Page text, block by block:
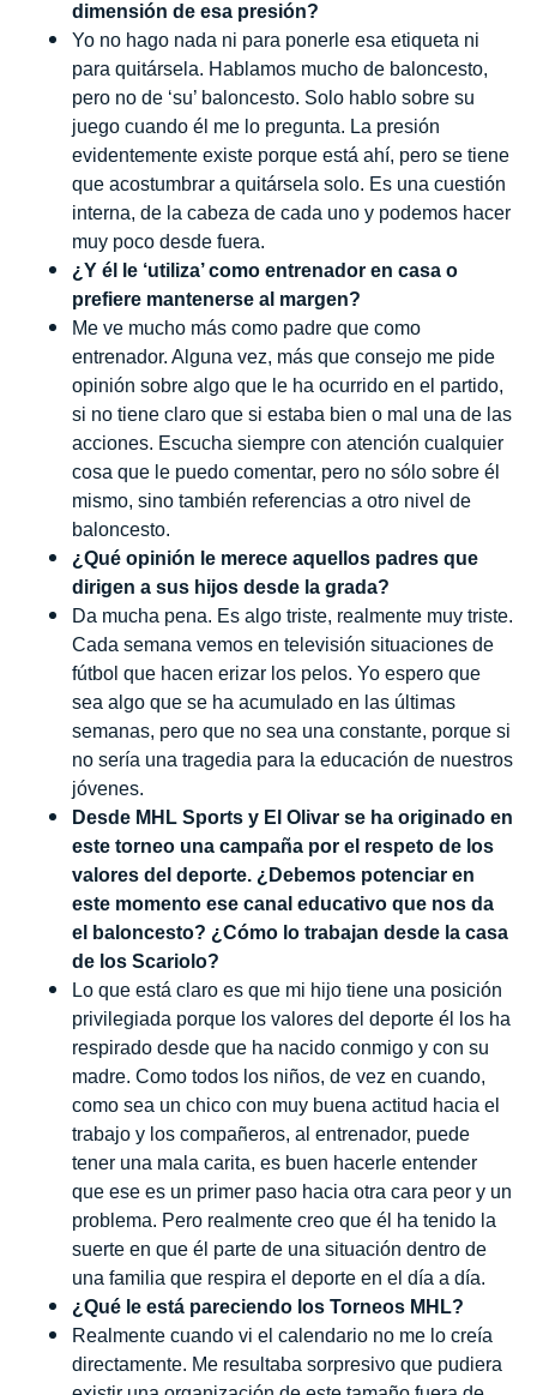
dimensión de esa presión?
Yo no hago nada ni para ponerle esa etiqueta ni
para quitársela. Hablamos mucho de baloncesto,
pero no de ‘su’ baloncesto. Solo hablo sobre su
juego cuando él me lo pregunta. La presión
evidentemente existe porque está ahí, pero se tiene
que acostumbrar a quitársela solo. Es una cuestión
interna, de la cabeza de cada uno y podemos hacer
muy poco desde fuera.
¿Y él le ‘utiliza’ como entrenador en casa o
prefiere mantenerse al margen?
Me ve mucho más como padre que como
entrenador. Alguna vez, más que consejo me pide
opinión sobre algo que le ha ocurrido en el partido,
si no tiene claro que si estaba bien o mal una de las
acciones. Escucha siempre con atención cualquier
cosa que le puedo comentar, pero no sólo sobre él
mismo, sino también referencias a otro nivel de
baloncesto.
¿Qué opinión le merece aquellos padres que
dirigen a sus hijos desde la grada?
Da mucha pena. Es algo triste, realmente muy triste.
Cada semana vemos en televisión situaciones de
fútbol que hacen erizar los pelos. Yo espero que
sea algo que se ha acumulado en las últimas
semanas, pero que no sea una constante, porque si
no sería una tragedia para la educación de nuestros
jóvenes.
Desde MHL Sports y El Olivar se ha originado en
este torneo una campaña por el respeto de los
valores del deporte. ¿Debemos potenciar en
este momento ese canal educativo que nos da
el baloncesto? ¿Cómo lo trabajan desde la casa
de los Scariolo?
Lo que está claro es que mi hijo tiene una posición
privilegiada porque los valores del deporte él los ha
respirado desde que ha nacido conmigo y con su
madre. Como todos los niños, de vez en cuando,
como sea un chico con muy buena actitud hacia el
trabajo y los compañeros, al entrenador, puede
tener una mala carita, es buen hacerle entender
que ese es un primer paso hacia otra cara peor y un
problema. Pero realmente creo que él ha tenido la
suerte en que él parte de una situación dentro de
una familia que respira el deporte en el día a día.
¿Qué le está pareciendo los Torneos MHL?
Realmente cuando vi el calendario no me lo creía
directamente. Me resultaba sorpresivo que pudiera